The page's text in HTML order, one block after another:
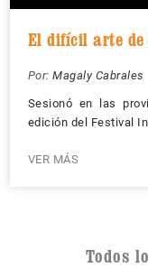
El difícil arte
Por: Magaly Cabrales
Sesionó en las
edición del Festival
VER MÁS
Todos